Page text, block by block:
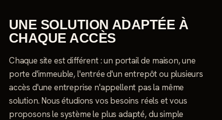
UNE SOLUTION ADAPTÉE À
CHAQUE ACCÈS
Chaque site est différent : un portail de maison, une
porte d'immeuble, l'entrée d'un entrepôt ou plusieurs
accès d'une entreprise n'appellent pas la même
solution. Nous étudions vos besoins réels et vous
proposons le système le plus adapté, du simple